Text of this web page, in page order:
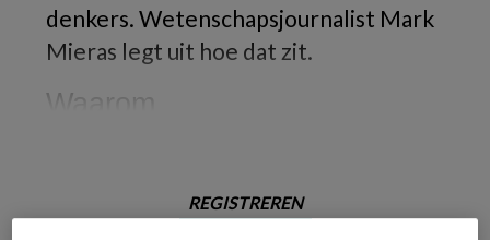
denkers. Wetenschapsjournalist Mark
Mieras legt uit hoe dat zit.
Waarom
REGISTREREN